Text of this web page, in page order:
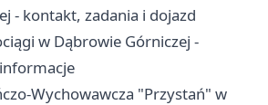
- kontakt, zadania i dojazd
w Dąbrowie Górniczej -
Wychowawcza "Przystań" w